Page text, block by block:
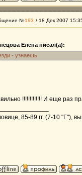
№193 / 18 Дек 2007
Елена писал(а):
- узнаешь
!!!!!!!!!!!!! И еще раз
85-89 гг. (7-10 "Г"),